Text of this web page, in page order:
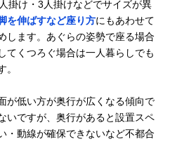
掛け・3人掛けなどでサイズが異
を伸ばすなど座り方にもあわせて
します。あぐらの姿勢で座る場合
てくつろぐ場合は一人暮らしでも
が低い方が奥行が広くなる傾向で
いですが、奥行があると設置スペ
・動線が確保できないなど不都合